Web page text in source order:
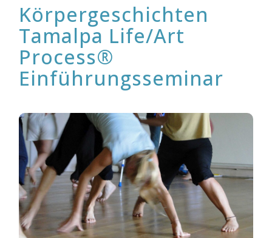
Ausbildung / Seminare
Tamalpa Life/Art Process®
Über uns
Termine
Körpergeschichten
Tamalpa Life/Art
Process®
Einführungsseminar